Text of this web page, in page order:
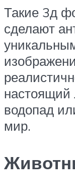
Такие 3д
сделают
настоящий
водопад
мир.